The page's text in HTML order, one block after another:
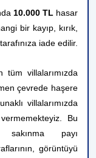
10.000 TL hasar
bir kayıp, kırık,
iade edilir.
villalarımızda
çevrede haşere
villalarımızda
Bu
payı
görüntüyü